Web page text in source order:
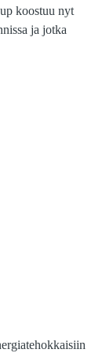
koostuu nyt
ja jotka